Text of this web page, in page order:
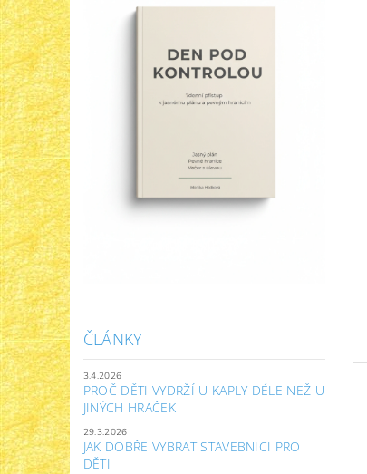
ČLÁNKY
3.4.2026
PROČ DĚTI VYDRŽÍ U KAPLY DÉLE NEŽ U
JINÝCH HRAČEK
29.3.2026
JAK DOBŘE VYBRAT STAVEBNICI PRO
DĚTI